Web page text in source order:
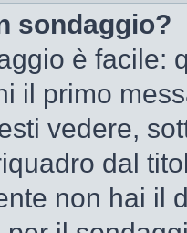
sondaggio?
è facile:
il primo
vedere,
dal
non hai il